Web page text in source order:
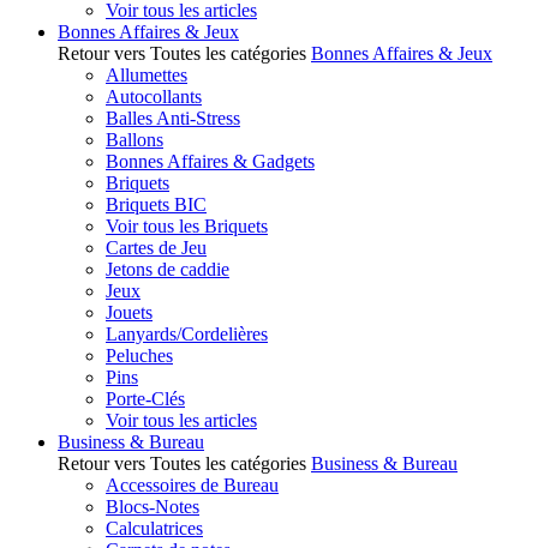
Voir tous les articles
Bonnes Affaires & Jeux
Retour vers Toutes les catégories Bonnes Affaires & Jeux
Allumettes
Autocollants
Balles Anti-Stress
Ballons
Bonnes Affaires & Gadgets
Briquets
Briquets BIC
Voir tous les Briquets
Cartes de Jeu
Jetons de caddie
Jeux
Jouets
Lanyards/Cordelières
Peluches
Pins
Porte-Clés
Voir tous les articles
Business & Bureau
Retour vers Toutes les catégories Business & Bureau
Accessoires de Bureau
Blocs-Notes
Calculatrices